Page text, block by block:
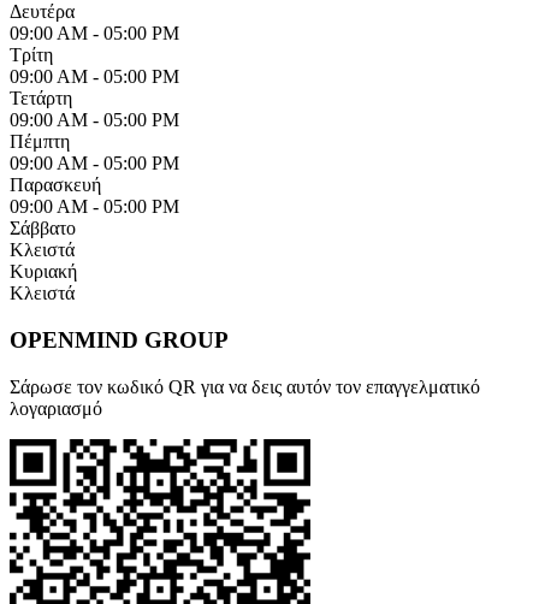
Δευτέρα
09:00 AM - 05:00 PM
Τρίτη
09:00 AM - 05:00 PM
Τετάρτη
09:00 AM - 05:00 PM
Πέμπτη
09:00 AM - 05:00 PM
Παρασκευή
09:00 AM - 05:00 PM
Σάββατο
Κλειστά
Κυριακή
Κλειστά
OPENMIND GROUP
Σάρωσε τον κωδικό QR για να δεις αυτόν τον επαγγελματικό
λογαριασμό